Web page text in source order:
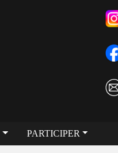
PARTICIPER